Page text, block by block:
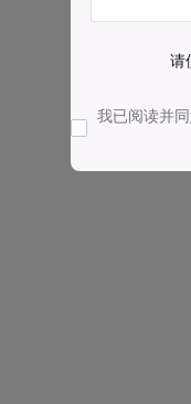
请
我已阅读并